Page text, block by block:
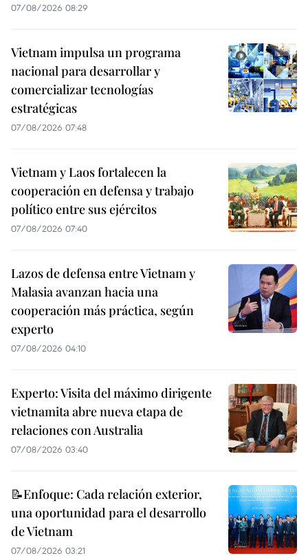
07/08/2026 08:29
Vietnam impulsa un programa
nacional para desarrollar y
comercializar tecnologías
estratégicas
07/08/2026 07:48
Vietnam y Laos fortalecen la
cooperación en defensa y trabajo
político entre sus ejércitos
07/08/2026 07:40
Lazos de defensa entre Vietnam y
Malasia avanzan hacia una
cooperación más práctica, según
experto
07/08/2026 04:10
Experto: Visita del máximo dirigente
vietnamita abre nueva etapa de
relaciones con Australia
07/08/2026 03:40
📝Enfoque: Cada relación exterior,
una oportunidad para el desarrollo
de Vietnam
07/08/2026 03:21